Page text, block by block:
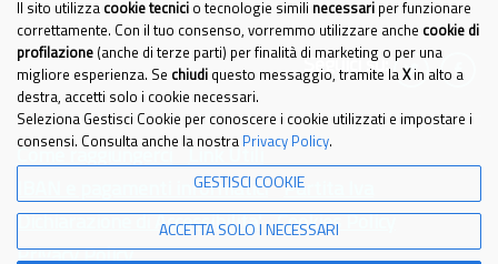
Seguici su:
IBAN e pagamenti informatici
Partita Iva
Dichiarazione di Accessibilita'
Cookies Policy
Privacy Policy
Il sito utilizza cookie tecnici o tecnologie simili necessari per funzionare
correttamente. Con il tuo consenso, vorremmo utilizzare anche cookie di
profilazione (anche di terze parti) per finalità di marketing o per una
migliore esperienza. Se chiudi questo messaggio, tramite la Xin alto a
destra, accetti solo i cookie necessari.
Seleziona Gestisci Cookie per conoscere i cookie utilizzati e impostare i
consensi. Consulta anche la nostra Privacy Policy.
GESTISCI COOKIE
ACCETTA SOLO I NECESSARI